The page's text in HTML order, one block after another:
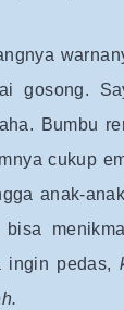
gosong.
Bumbu
cukup
anak-
ingin pedas,